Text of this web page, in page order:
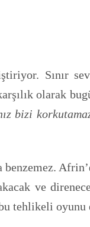
Sınır
olarak
bizi
ve
tehlikeli